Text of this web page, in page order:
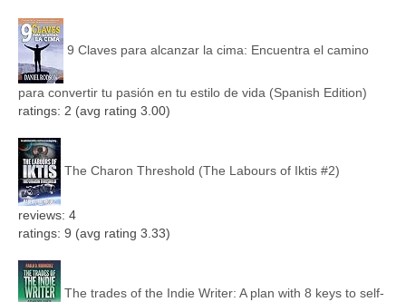
9 Claves para alcanzar la cima: Encuentra el camino
para convertir tu pasión en tu estilo de vida (Spanish Edition)
ratings: 2 (avg rating 3.00)
The Charon Threshold (The Labours of Iktis #2)
reviews: 4
ratings: 9 (avg rating 3.33)
The trades of the Indie Writer: A plan with 8 keys to self-